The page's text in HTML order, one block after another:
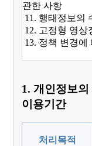
관한 사항
11. 행태정보의
12. 고정형 영상
13. 정책 변경에
1. 개인정보
이용기간
처리목적